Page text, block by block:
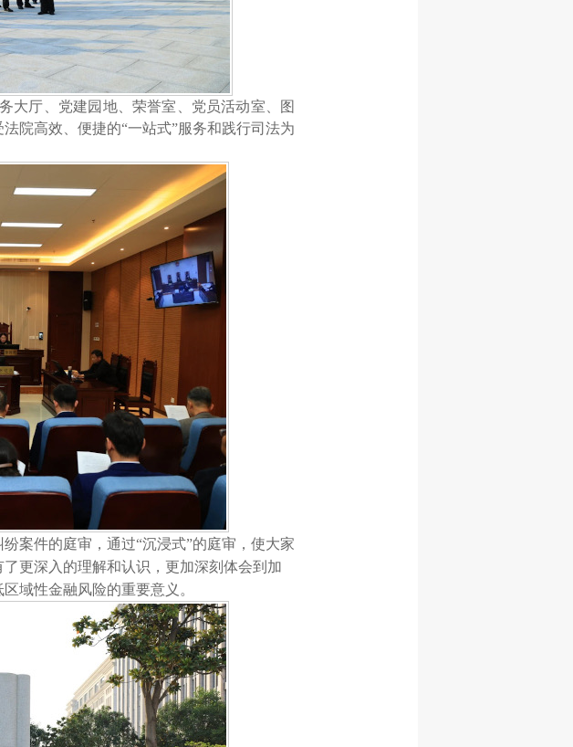
大厅、党建园地、荣誉室、党员活动室、图
院高效、便捷的“一站式”服务和践行司法为
案件的庭审，通过“沉浸式”的庭审，使大家
更深入的理解和认识，更加深刻体会到加
域性金融风险的重要意义。